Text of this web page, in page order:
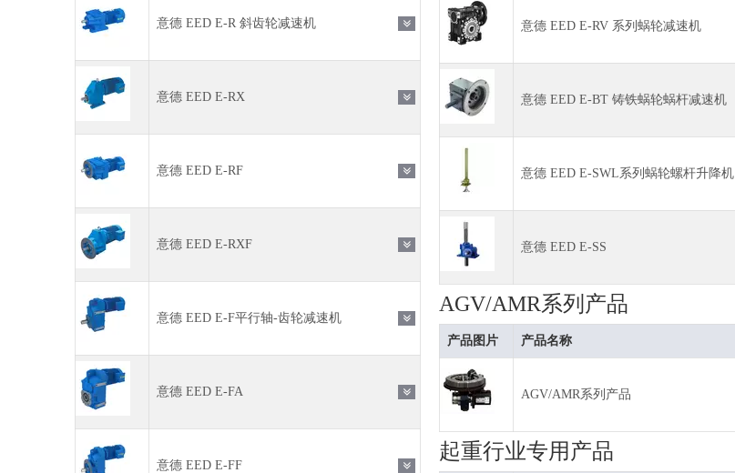
意德 EED E-R 斜齿轮减速机
意德 EED E-RX
意德 EED E-RF
意德 EED E-RXF
意德 EED E-F平行轴-齿轮减速机
意德 EED E-FA
意德 EED E-FF
意德 EED E-RV 系列蜗轮减速机
意德 EED E-BT 铸铁蜗轮蜗杆减速机
意德 EED E-SWL系列蜗轮螺杆升降机
意德 EED E-SS
AGV/AMR系列产品
产品图片 产品名称
AGV/AMR系列产品
起重行业专用产品